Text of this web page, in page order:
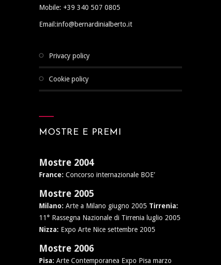
Mobile: +39 340 507 0805
Email:info@bernardinialberto.it
privacy policy
cookie policy
MOSTRE E PREMI
Mostre 2004
France: Concorso internazionale BOE’
Mostre 2005
Milano: Arte a Milano giugno 2005 Tirrenia:
11° Rassegna Nazionale di Tirrenia luglio 2005
Nizza: Expo Arte Nice settembre 2005
Mostre 2006
Pisa: Arte Contemporanea Expo Pisa marzo